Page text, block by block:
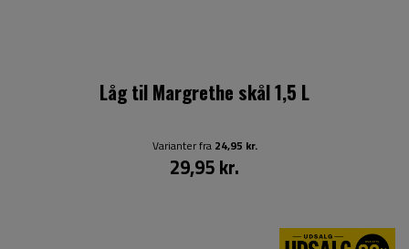
Låg til Margrethe skål 1,5 L
Varianter fra24,95 kr.
29,95 kr.